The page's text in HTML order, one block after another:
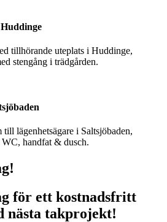
tillhörande uteplats i Huddinge,
stengång i trädgården.
lägenhetsägare i Saltsjöbaden,
handfat & dusch.
för ett kostnadsfritt
nästa takprojekt!